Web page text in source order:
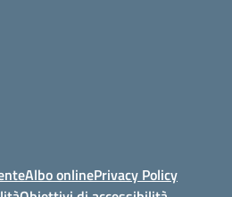
Albo onlinePrivacy Policy